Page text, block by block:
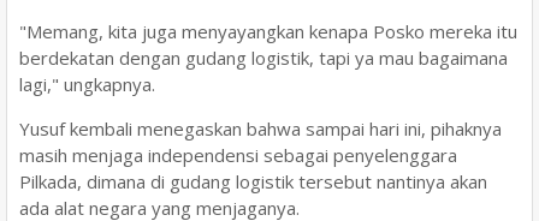
"Memang, kita juga menyayangkan kenapa Posko mereka itu
berdekatan dengan gudang logistik, tapi ya mau bagaimana
lagi," ungkapnya.
Yusuf kembali menegaskan bahwa sampai hari ini, pihaknya
masih menjaga independensi sebagai penyelenggara
Pilkada, dimana di gudang logistik tersebut nantinya akan
ada alat negara yang menjaganya.